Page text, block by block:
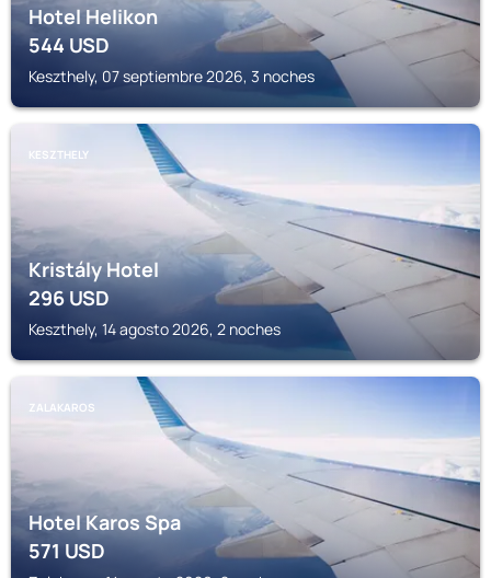
Hotel Helikon
544USD
Keszthely, 07 septiembre 2026, 3 noches
KESZTHELY
Kristály Hotel
296USD
Keszthely, 14 agosto 2026, 2 noches
ZALAKAROS
Hotel Karos Spa
571USD